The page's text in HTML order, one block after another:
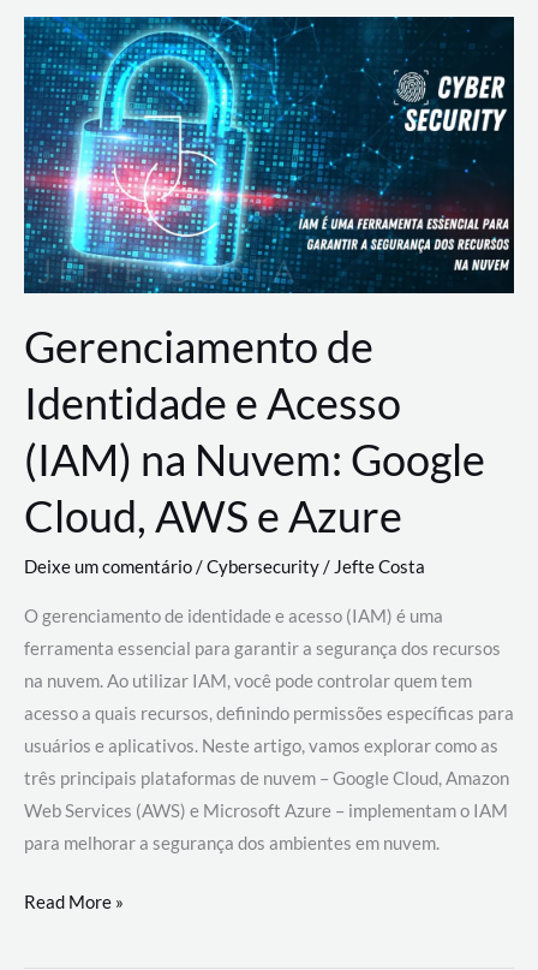
Desenvolvimento,
Segurança
e
Operações
Gerenciamento de
Identidade e Acesso
(IAM) na Nuvem: Google
Cloud, AWS e Azure
Deixe um comentário/Cybersecurity/ Jefte Costa
O gerenciamento de identidade e acesso (IAM) é uma
ferramenta essencial para garantir a segurança dos recursos
na nuvem. Ao utilizar IAM, você pode controlar quem tem
acesso a quais recursos, definindo permissões específicas para
usuários e aplicativos. Neste artigo, vamos explorar como as
três principais plataformas de nuvem – Google Cloud, Amazon
Web Services (AWS) e Microsoft Azure – implementam o IAM
para melhorar a segurança dos ambientes em nuvem.
Gerenciamento
Read More »